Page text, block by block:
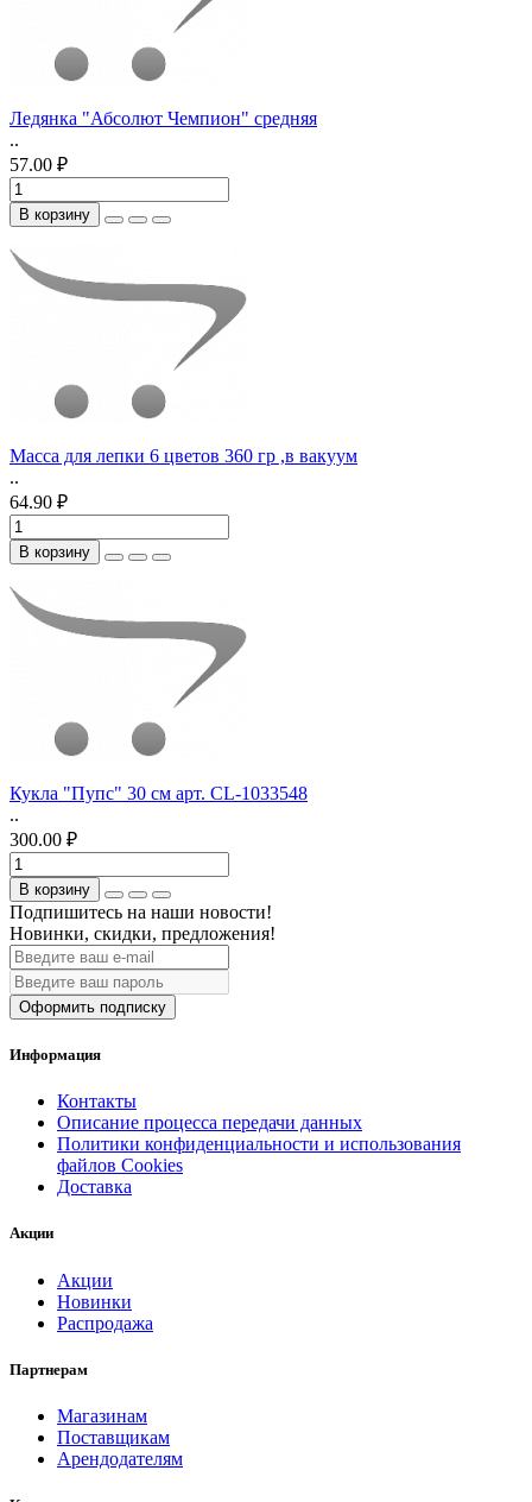
Ледянка "Абсолют Чемпион" средняя
..
57.00 ₽
В корзину
Масса для лепки 6 цветов 360 гр ,в вакуум
..
64.90 ₽
В корзину
Кукла "Пупс" 30 см арт. CL-1033548
..
300.00 ₽
В корзину
Подпишитесь на наши новости!
Новинки, скидки, предложения!
Оформить подписку
Информация
Контакты
Описание процесса передачи данных
Политики конфиденциальности и использования
файлов Cookies
Доставка
Акции
Акции
Новинки
Распродажа
Партнерам
Магазинам
Поставщикам
Арендодателям